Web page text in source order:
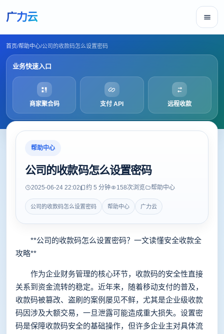
广力云
首页/帮助中心/公司的收款码怎么设置密码
业务快速入口
商家聚合码 支付 API 远程收款
帮助中心
公司的收款码怎么设置密码
2025-06-24 22:02 约 5 分钟 158次浏览 帮助中心
公司的收款码怎么设置密码 帮助中心 广力云
**公司的收款码怎么设置密码？一文读懂安全收款全
攻略**
作为企业财务管理的核心环节，收款码的安全性直接
关系到资金流转的稳定。近年来，随着移动支付的普及，
收款码被篡改、盗刷的案例屡见不鲜，尤其是企业级收款
码因涉及大额交易，一旦泄露可能造成重大损失。设置密
码是保障收款码安全的基础操作，但许多企业主对具体流